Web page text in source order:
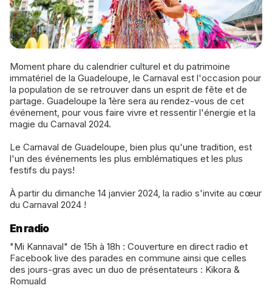
Moment phare du calendrier culturel et du patrimoine
immatériel de la Guadeloupe, le Carnaval est l'occasion pour
la population de se retrouver dans un esprit de fête et de
partage. Guadeloupe la 1ère sera au rendez-vous de cet
événement, pour vous faire vivre et ressentir l'énergie et la
magie du Carnaval 2024.
Le Carnaval de Guadeloupe, bien plus qu'une tradition, est
l'un des événements les plus emblématiques et les plus
festifs du pays!
À partir du dimanche 14 janvier 2024, la radio s'invite au cœur
du Carnaval 2024 !
En radio
"Mi Kannaval" de 15h à 18h : Couverture en direct radio et
Facebook live des parades en commune ainsi que celles
des jours-gras avec un duo de présentateurs : Kikora &
Romuald